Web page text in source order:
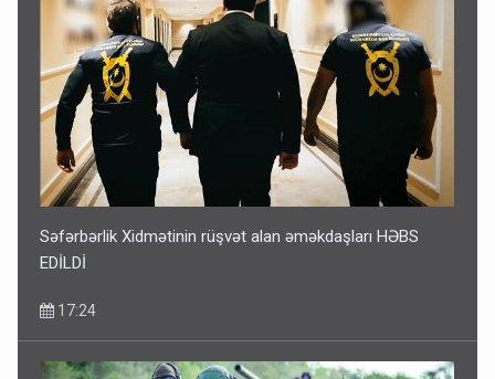
Səfərbərlik Xidmətinin rüşvət alan əməkdaşları HƏBS
EDİLDİ
17:24